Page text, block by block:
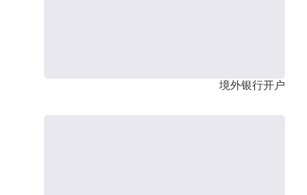
境外银行开户